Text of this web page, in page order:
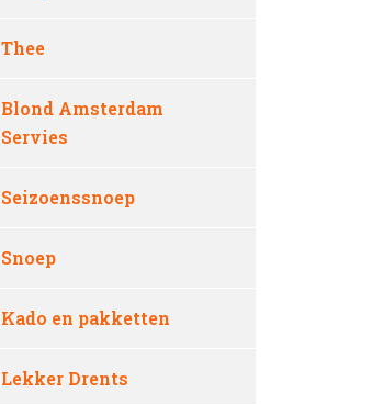
Thee
Blond Amsterdam
Servies
Seizoenssnoep
Snoep
Kado en pakketten
Lekker Drents